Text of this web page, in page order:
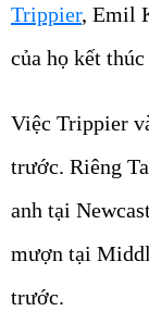
Trippier, Emil
của họ kết
Việc Trippier
trước. Riêng
anh tại
mượn tại
trước.